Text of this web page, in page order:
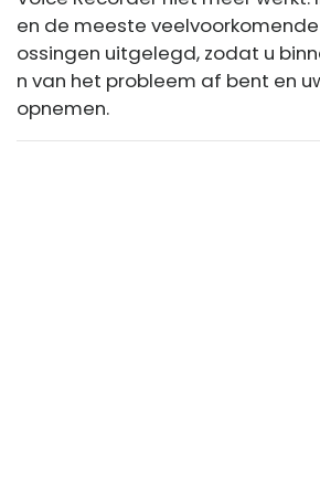
en de meeste
ossingen uitgelegd, zodat u
n van het probleem af bent en
opnemen.